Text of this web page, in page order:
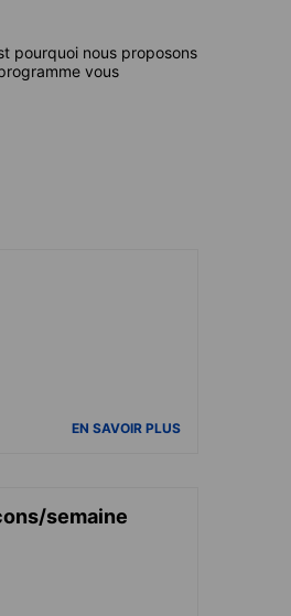
pourquoi nous proposons
vous
EN SAVOIR PLUS
semaine